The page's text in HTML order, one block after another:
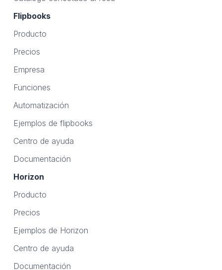
Flipbooks
Producto
Precios
Empresa
Funciones
Automatización
Ejemplos de flipbooks
Centro de ayuda
Documentación
Horizon
Producto
Precios
Ejemplos de Horizon
Centro de ayuda
Documentación